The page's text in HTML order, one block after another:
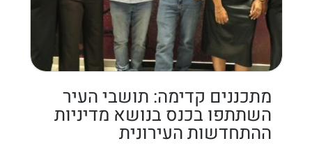
מתכננים קדימה: תושבי העיר
השתתפו בכנס בנושא מדיניות
ההתחדשות העירונית